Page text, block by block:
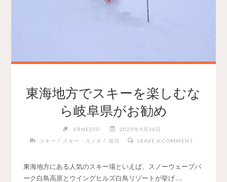
東海地方でスキーを楽しむな
ら岐阜県がお勧め
ERNESTO
2023年9月30日
スキー / スキー・スノボ / 宿泊 LEAVE A COMMENT
東海地方にある人気のスキー場といえば、スノーウェーブパ
ーク白鳥高原とウイングヒルズ白鳥リゾートが挙げ …